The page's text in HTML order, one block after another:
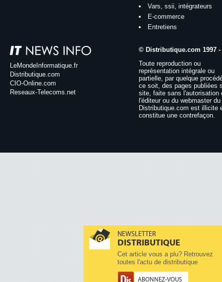
NEWSLETTER
DISTRIBUTIQUE
Cet article vous a plu? Retrouvez
toutes l'actu de distributique
ABONNEZ-VOUS
Vars, ssii, intégrateurs
E-commerce
Entretiens
LeMondeInformatique.fr
Distributique.com
CIO-Online.com
Reseaux-Telecoms.net
© Distributique.com 1997 -
Toute reproduction ou
représentation intégrale ou
partielle, par quelque
ce soit, des pages publiées
site, faite sans l'autorisation
l'éditeur ou du webmaster
Distributique.com est illicite
constitue une contrefaçon.